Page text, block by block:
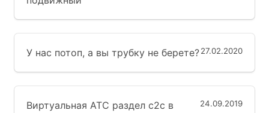
27.02.2020
У нас потоп, а вы трубку не берете?
24.09.2019
Виртуальная АТС раздел с2с в